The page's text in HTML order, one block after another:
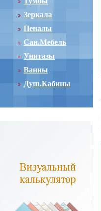
Зеркала
Пеналы
Сан.Мебель
Унитазы
Ванны
Душ.Кабины